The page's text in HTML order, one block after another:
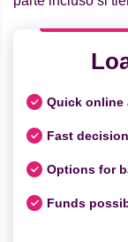
Quick online
Fast decision
Options for
Funds